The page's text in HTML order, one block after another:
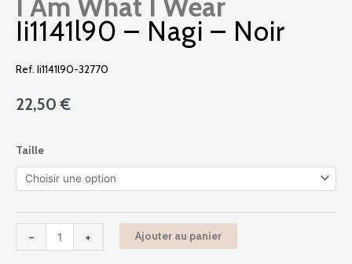
I Am What I Wear
Ii1141l90 – Nagi – Noir
Ref. Ii1141l90-32770
22,50€
Taille
-
de
Ii1141l90
-
-
+ Ajouter au panier